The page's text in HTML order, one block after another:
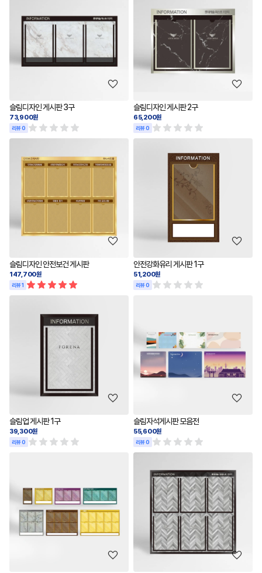
슬림디자인 게시판 3구
73,900원
리뷰 0
슬림디자인 게시판 2구
65,200원
리뷰 0
슬림디자인 안전보건 게시판
147,700원
리뷰 1
안전강화유리 게시판 1구
51,200원
리뷰 0
슬림업 게시판 1구
39,300원
리뷰 0
슬림자석게시판 모음전
55,600원
리뷰 0